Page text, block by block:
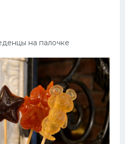
на палочке